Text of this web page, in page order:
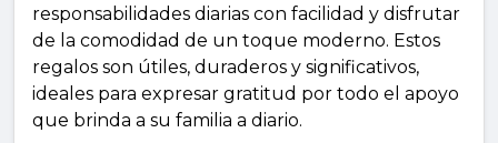
responsabilidades diarias con facilidad y disfrutar
de la comodidad de un toque moderno. Estos
regalos son útiles, duraderos y significativos,
ideales para expresar gratitud por todo el apoyo
que brinda a su familia a diario.